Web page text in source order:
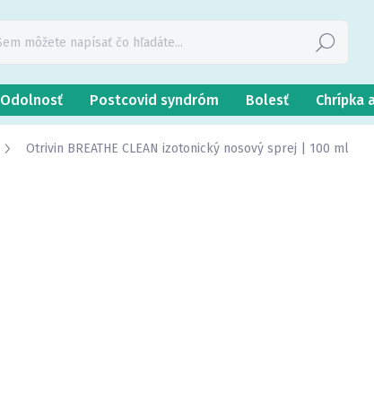
Hľadať
Odolnosť Postcovid syndróm Bolesť Chrípka
Otrivin BREATHE CLEAN izotonický nosový sprej | 100 ml